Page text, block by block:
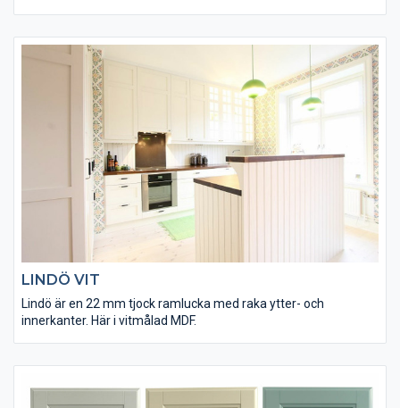
LINDÖ VIT
Lindö är en 22 mm tjock ramlucka med raka ytter- och
innerkanter. Här i vitmålad MDF.